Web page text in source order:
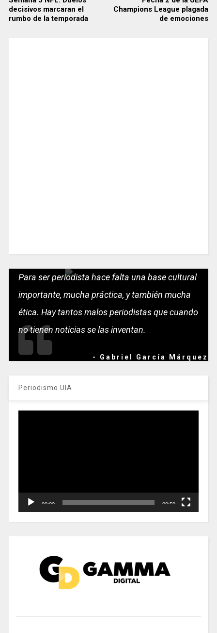
decisivos marcaran el
rumbo de la temporada
Champions League plagada
de emociones
Para ser periodista hace falta una base cultural
importante, mucha práctica, y también mucha
ética. Hay tantos malos periodistas que cuando
no tienen noticias se las inventan.
- Gabriel García Márquez
Periodismo UIA
00:00 00:59